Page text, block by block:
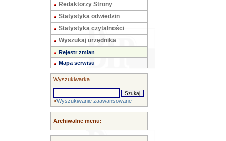
Redaktorzy Strony
Statystyka odwiedzin
Statystyka czytalności
Wyszukaj urzędnika
Rejestr zmian
Mapa serwisu
Wyszukiwarka
»Wyszukiwanie zaawansowane
Archiwalne menu: